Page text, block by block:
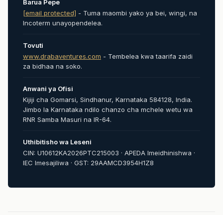
Barua Pepe
[email protected] - Tuma maombi yako ya bei, wingi, na
Incoterm unayopendelea.
Tovuti
www.drabaventures.com - Tembelea kwa taarifa zaidi
za bidhaa na soko.
Anwani ya Ofisi
Kijiji cha Gomarsi, Sindhanur, Karnataka 584128, India.
Jimbo la Karnataka ndilo chanzo cha mchele wetu wa
RNR Samba Masuri na IR-64.
Uthibitisho wa Leseni
CIN: U10612KA2026PTC215003 · APEDA Imeidhinishwa ·
IEC Imesajiliwa · GST: 29AAMCD3954H1Z8